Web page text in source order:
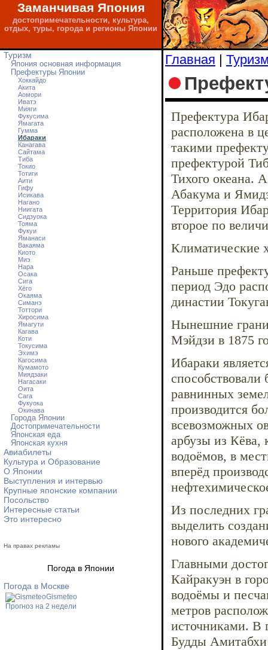
Заманчивая Япония
достопримечательности, культура,
отдых, туры, города и регионы Японии
Туризм
Япония основная информация
Префектуры Японии
Хоккайдо
Акита
Аомори
Иватэ
Мияги
Фукусима
Ямагата
Гумма
Ибараки
Канагава
Сайтама
Тибa
Токио
Тотиги
Аити
Гифу
Исикава
Нагано
Ниигата
Сидзуока
Тояма
Фукуи
Яманаси
Вакаяма
Киото
Миэ
Нара
Осака
Сига
Хёго
Окаяма
Симанэ
Тоттори
Хиросима
Ямагути
Кагава
Коти
Токусима
Эхимэ
Кагосима
Кумамото
Миядзаки
Нагасаки
Оита
Сага
Фукуока
Окинава
Города Японии
Достопримечательности
Японская еда
Японская кухня
Авиабилеты
Культура и Образование
О Японии
Выступления и интервью
Крупные японские компании
Посольство
Интересные статьи
Это интересно
На правах рекламы
Погода в Японии
Погода в Москве
Gismeteo
Прогноз на 2 недели
Главная |
Префектура
расположена в
такими
префектурой
Тихого океана.
Абакума и
Территория
второе по
Климатические
Раньше
период Эдо
династии
Нынешние
Мэйдзи в 1875
Ибараки
равнинных
производится
всевозможных
арбузы из
водоёмов, в
вперёд
Из последних
выделить
нового
Главными
Кайракуэн в
водоёмы и
метров
источниками. В
Будды Амитабхи